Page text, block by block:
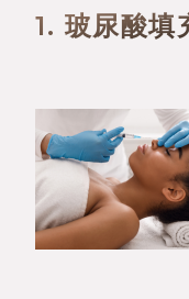
1. 玻尿酸填